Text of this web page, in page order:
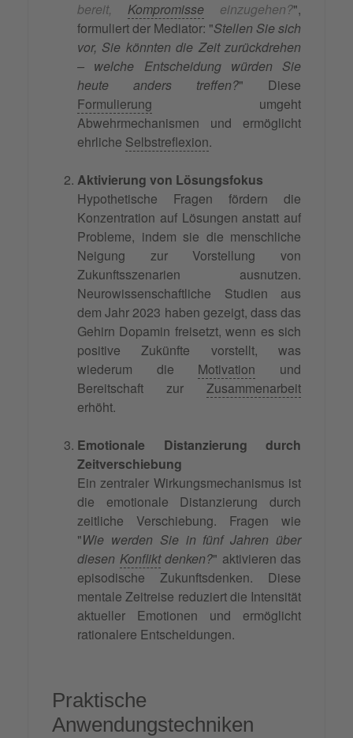
bereit, Kompromisse einzugehen?",
formuliert der Mediator: "Stellen Sie sich
vor, Sie könnten die Zeit zurückdrehen
– welche Entscheidung würden Sie
heute anders treffen?" Diese
Formulierung umgeht
Abwehrmechanismen und ermöglicht
ehrliche Selbstreflexion.
Aktivierung von Lösungsfokus
Hypothetische Fragen fördern die
Konzentration auf Lösungen anstatt auf
Probleme, indem sie die menschliche
Neigung zur Vorstellung von
Zukunftsszenarien ausnutzen.
Neurowissenschaftliche Studien aus
dem Jahr 2023 haben gezeigt, dass das
Gehirn Dopamin freisetzt, wenn es sich
positive Zukünfte vorstellt, was
wiederum die Motivation und
Bereitschaft zur Zusammenarbeit
erhöht.
Emotionale Distanzierung durch
Zeitverschiebung
Ein zentraler Wirkungsmechanismus ist
die emotionale Distanzierung durch
zeitliche Verschiebung. Fragen wie
"Wie werden Sie in fünf Jahren über
diesen Konfliktdenken?" aktivieren das
episodische Zukunftsdenken. Diese
mentale Zeitreise reduziert die Intensität
aktueller Emotionen und ermöglicht
rationalere Entscheidungen.
Praktische
Anwendungstechniken